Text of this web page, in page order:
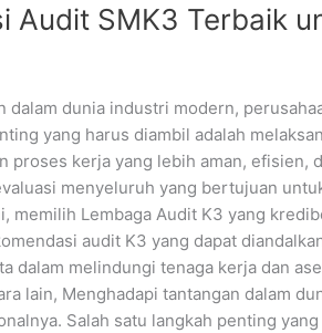
Audit SMK3 Terbaik
dalam dunia industri modern,
yang harus diambil adalah
proses kerja yang lebih aman, efisien,
menyeluruh yang bertujuan
memilih Lembaga Audit K3 yang
audit K3 yang dapat
dalam melindungi tenaga kerja dan
lain, Menghadapi tantangan dalam
Salah satu langkah penting